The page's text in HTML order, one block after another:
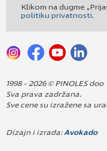
Klikom na dugme
politiku privatnosti.
1998 - 2026 © PINOLES doo
Sva prava zadržana.
Sve cene su izražene sa
Dizajn i izrada:Avokado